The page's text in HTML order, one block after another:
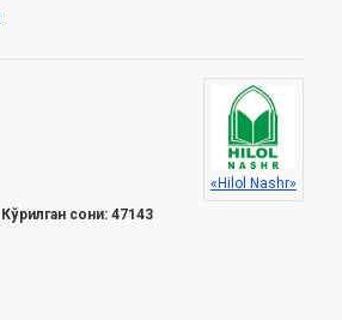
«Hilol Nashr»
Кўрилган сони: 47143